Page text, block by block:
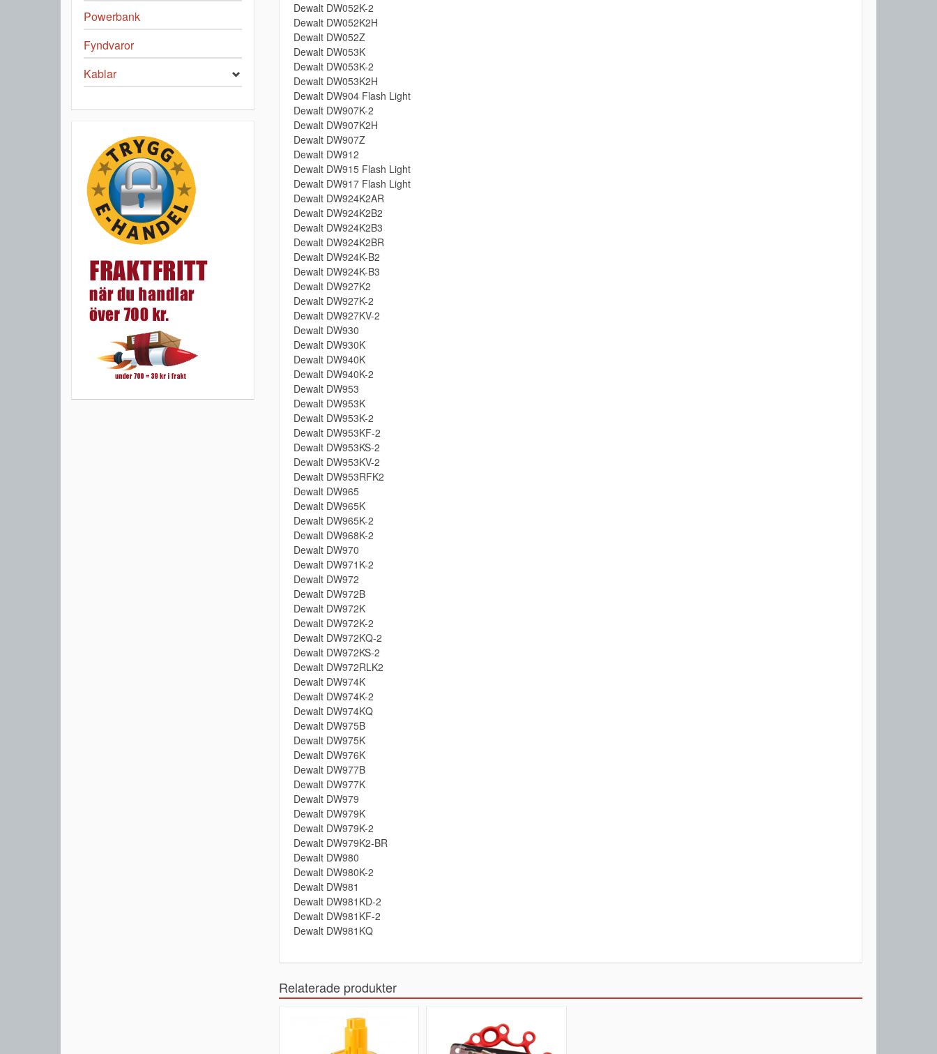
Dewalt DW052K-2
Dewalt DW052K2H
Dewalt DW052Z
Dewalt DW053K
Dewalt DW053K-2
Dewalt DW053K2H
Dewalt DW904 Flash Light
Dewalt DW907K-2
Dewalt DW907K2H
Dewalt DW907Z
Dewalt DW912
Dewalt DW915 Flash Light
Dewalt DW917 Flash Light
Dewalt DW924K2AR
Dewalt DW924K2B2
Dewalt DW924K2B3
Dewalt DW924K2BR
Dewalt DW924K-B2
Dewalt DW924K-B3
Dewalt DW927K2
Dewalt DW927K-2
Dewalt DW927KV-2
Dewalt DW930
Dewalt DW930K
Dewalt DW940K
Dewalt DW940K-2
Dewalt DW953
Dewalt DW953K
Dewalt DW953K-2
Dewalt DW953KF-2
Dewalt DW953KS-2
Dewalt DW953KV-2
Dewalt DW953RFK2
Dewalt DW965
Dewalt DW965K
Dewalt DW965K-2
Dewalt DW968K-2
Dewalt DW970
Dewalt DW971K-2
Dewalt DW972
Dewalt DW972B
Dewalt DW972K
Dewalt DW972K-2
Dewalt DW972KQ-2
Dewalt DW972KS-2
Dewalt DW972RLK2
Dewalt DW974K
Dewalt DW974K-2
Dewalt DW974KQ
Dewalt DW975B
Dewalt DW975K
Dewalt DW976K
Dewalt DW977B
Dewalt DW977K
Dewalt DW979
Dewalt DW979K
Dewalt DW979K-2
Dewalt DW979K2-BR
Dewalt DW980
Dewalt DW980K-2
Dewalt DW981
Dewalt DW981KD-2
Dewalt DW981KF-2
Dewalt DW981KQ
Relaterade produkter
Powerbank
Fyndvaror
Kablar